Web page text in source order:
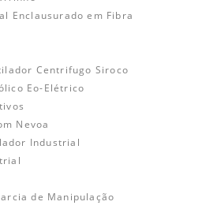
Enclausurado em Fibra
Centrifugo Siroco
Eo-Elétrico
Nevoa
Industrial
de Manipulação